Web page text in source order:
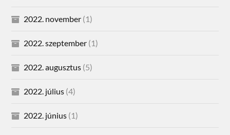
2022. november (1)
2022. szeptember (1)
2022. augusztus (5)
2022. július (4)
2022. június (1)